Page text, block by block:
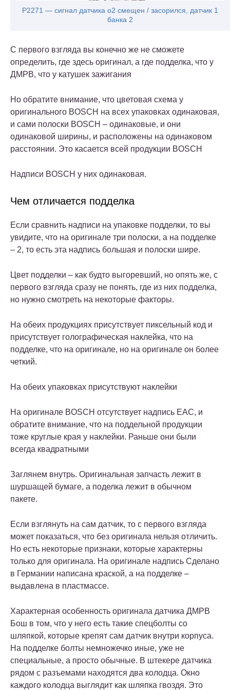
P2271 — сигнал датчика o2 смещен / засорился, датчик 1
банка 2
С первого взгляда вы конечно же не сможете
определить, где здесь оригинал, а где подделка, что у
ДМРВ, что у катушек зажигания
Но обратите внимание, что цветовая схема у
оригинального BOSCH на всех упаковках одинаковая,
и сами полоски BOSCH – одинаковые, и они
одинаковой ширины, и расположены на одинаковом
расстоянии. Это касается всей продукции BOSCH
Надписи BOSCH у них одинаковая.
Чем отличается подделка
Если сравнить надписи на упаковке подделки, то вы
увидите, что на оригинале три полоски, а на подделке
– 2, то есть эта надпись большая и полоски шире.
Цвет подделки – как будто выгоревший, но опять же, с
первого взгляда сразу не понять, где из них подделка,
но нужно смотреть на некоторые факторы.
На обеих продукциях присутствует пиксельный код и
присутствует голографическая наклейка, что на
подделке, что на оригинале, но на оригинале он более
четкий.
На обеих упаковках присутствуют наклейки
На оригинале BOSCH отсутствует надпись EAC, и
обратите внимание, что на поддельной продукции
тоже круглые края у наклейки. Раньше они были
всегда квадратными
Заглянем внутрь. Оригинальная запчасть лежит в
шуршащей бумаге, а поделка лежит в обычном
пакете.
Если взглянуть на сам датчик, то с первого взгляда
может показаться, что без оригинала нельзя отличить.
Но есть некоторые признаки, которые характерны
только для оригинала. На оригинале надпись Сделано
в Германии написана краской, а на подделке –
выдавлена в пластмассе.
Характерная особенность оригинала датчика ДМРВ
Бош в том, что у него есть такие спецболты со
шляпкой, которые крепят сам датчик внутри корпуса.
На подделке болты немножечко иные, уже не
специальные, а просто обычные. В штекере датчика
рядом с разъемами находятся два колодца. Окно
каждого колодца выглядит как шляпка гвоздя. Это